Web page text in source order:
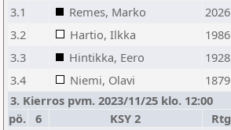
3.1
Remes, Marko 2026
3.2
Hartio, Ilkka 1986
3.3
Hintikka, Eero 1928
3.4
Niemi, Olavi 1879
3. Kierros pvm. 2023/11/25 klo. 12:00
pö. 6 KSY 2 Rtg